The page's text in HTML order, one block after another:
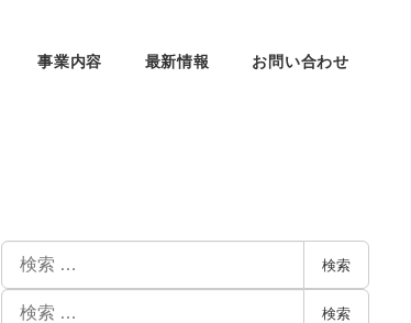
事業内容 最新情報 お問い合わせ
検索
検索